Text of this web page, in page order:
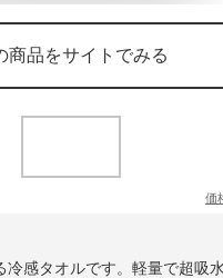
商品をサイトでみる
価
感タオルです。軽量で超吸